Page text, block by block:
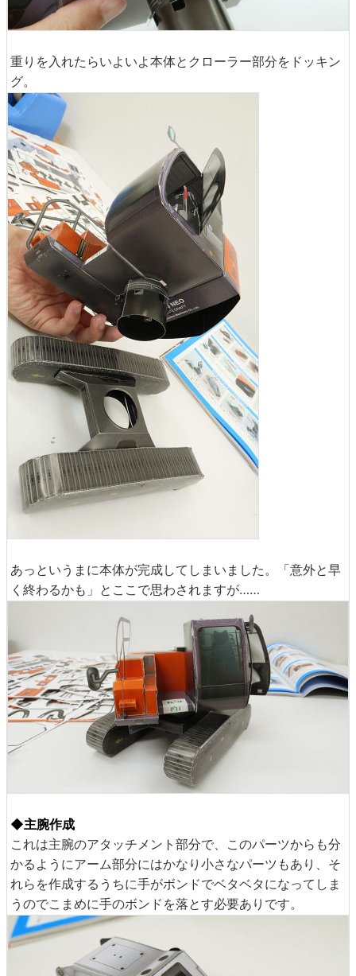
重りを入れたらいよいよ本体とクローラー部分をドッキン
グ。
あっというまに本体が完成してしまいました。「意外と早
く終わるかも」とここで思わされますが……
◆主腕作成
これは主腕のアタッチメント部分で、このパーツからも分
かるようにアーム部分にはかなり小さなパーツもあり、そ
れらを作成するうちに手がボンドでベタベタになってしま
うのでこまめに手のボンドを落とす必要ありです。